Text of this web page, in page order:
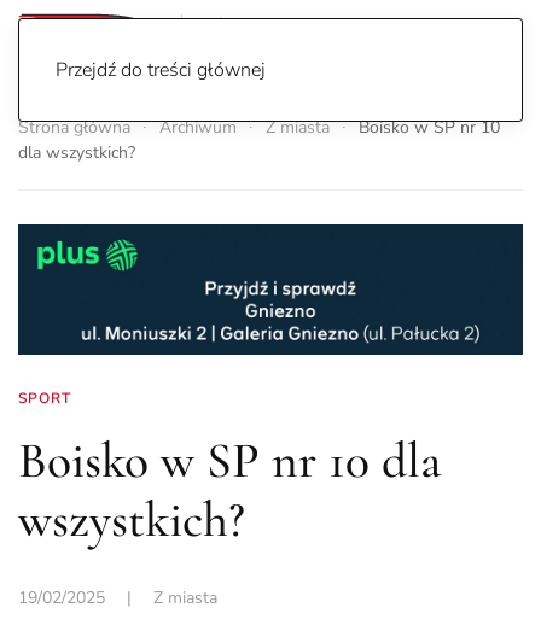
Przejdź do treści głównej
Strona główna Archiwum Z miasta
Boisko w SP nr 10
dla wszystkich?
SPORT
Boisko w SP nr 10 dla
wszystkich?
19/02/2025 | Z miasta